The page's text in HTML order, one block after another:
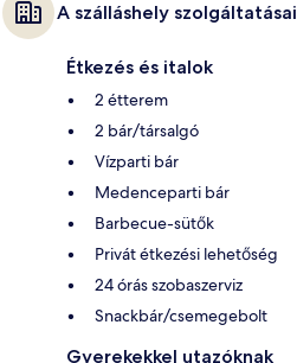
A szálláshely szolgáltatásai
Étkezés és italok
2 étterem
2 bár/társalgó
Vízparti bár
Medenceparti bár
Barbecue-sütők
Privát étkezési lehetőség
24 órás szobaszerviz
Snackbár/csemegebolt
Gyerekekkel utazóknak